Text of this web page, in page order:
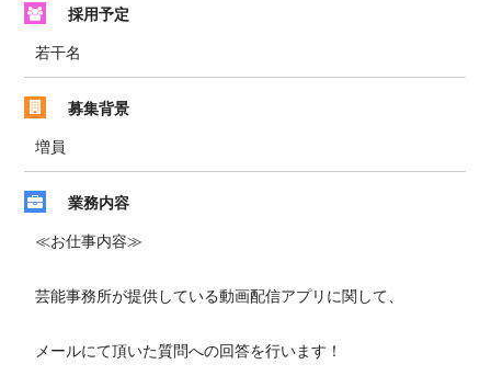
採用予定
若干名
募集背景
増員
業務内容
≪お仕事内容≫
芸能事務所が提供している動画配信アプリに関して、
メールにて頂いた質問への回答を行います！